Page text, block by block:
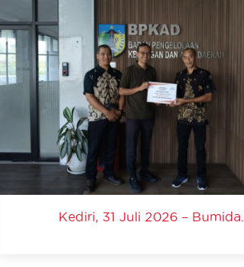
Kediri, 31 Juli 2026 – Bumida...